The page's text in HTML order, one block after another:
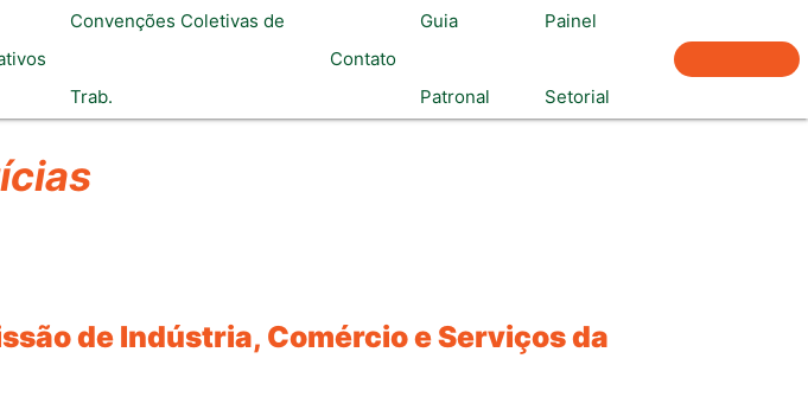
Convenções Coletivas de
Trab.
Contato
Guia
Patronal
Painel
Setorial
de Indústria, Comércio e Serviços da